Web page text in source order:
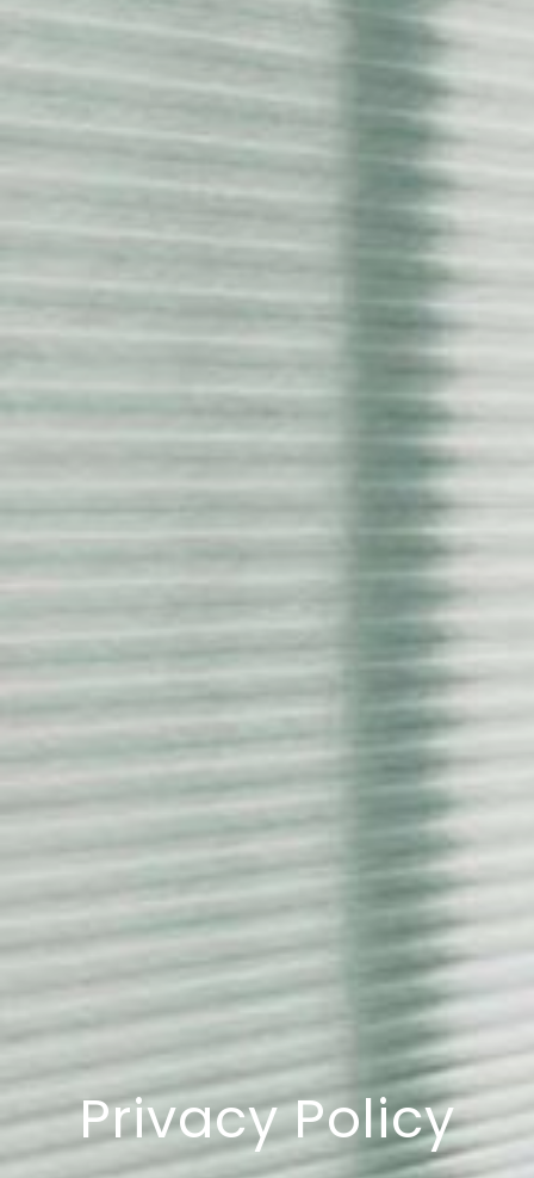
Privacy Policy